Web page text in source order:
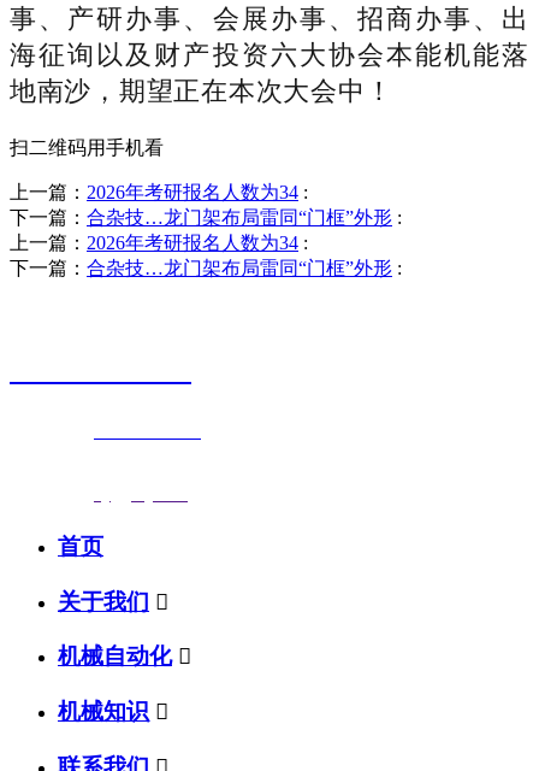
事、产研办事、会展办事、招商办事、出
海征询以及财产投资六大协会本能机能落
地南沙，期望正在本次大会中！
扫二维码用手机看
上一篇： 2026年考研报名人数为34 :
下一篇： 合杂技…龙门架布局雷同“门框”外形 :
上一篇： 2026年考研报名人数为34 :
下一篇： 合杂技…龙门架布局雷同“门框”外形 :
首页
关于我们 
机械自动化 
机械知识 